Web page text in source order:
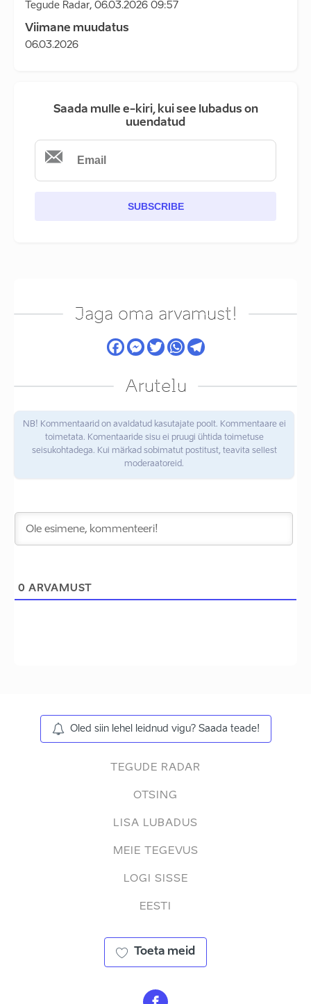
Tegude Radar, 06.03.2026 09:57
Viimane muudatus
06.03.2026
Saada mulle e-kiri, kui see lubadus on
uuendatud
SUBSCRIBE
Jaga oma arvamust!
Arutelu
NB! Kommentaarid on avaldatud kasutajate poolt. Kommentaare ei
toimetata. Komentaaride sisu ei pruugi ühtida toimetuse
seisukohtadega. Kui märkad sobimatut postitust, teavita sellest
moderaatoreid.
0 ARVAMUST
Oled siin lehel leidnud vigu? Saada teade!
TEGUDE RADAR
OTSING
LISA LUBADUS
MEIE TEGEVUS
LOGI SISSE
EESTI
Toeta meid